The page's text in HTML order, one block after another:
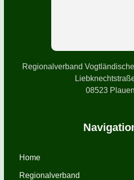
Regionalverband
08523 Plauen
Home
Regionalverband